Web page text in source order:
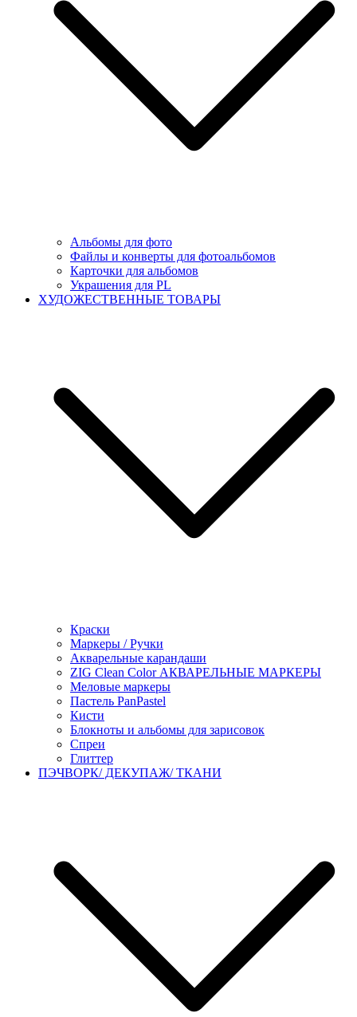
Альбомы для фото
Файлы и конверты для фотоальбомов
Карточки для альбомов
Украшения для PL
ХУДОЖЕСТВЕННЫЕ ТОВАРЫ
Краски
Маркеры / Ручки
Акварельные карандаши
ZIG Clean Color АКВАРЕЛЬНЫЕ МАРКЕРЫ
Меловые маркеры
Пастель PanPastel
Кисти
Блокноты и альбомы для зарисовок
Спреи
Глиттер
ПЭЧВОРК/ ДЕКУПАЖ/ ТКАНИ